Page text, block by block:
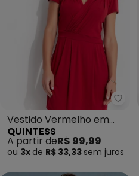
Vestido Vermelho em
Malha de Viscose
QUINTESS
A partir deR$ 99,99
ou 3x de R$ 33,33 sem juros